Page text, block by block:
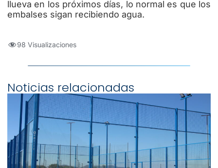
llueva en los próximos días, lo normal es que los
embalses sigan recibiendo agua.
98 Visualizaciones
Noticias relacionadas